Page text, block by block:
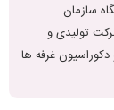
سازمان
تولیدی و
غرفه ها